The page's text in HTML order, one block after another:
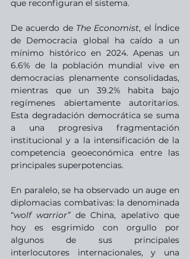
que reconfiguran el sistema.
De acuerdo de The Economist, el Índice
de Democracia global ha caído a un
mínimo histórico en 2024. Apenas un
6.6% de la población mundial vive en
democracias plenamente consolidadas,
mientras que un 39.2% habita bajo
regímenes abiertamente autoritarios.
Esta degradación democrática se suma
a una progresiva fragmentación
institucional y a la intensificación de la
competencia geoeconómica entre las
principales superpotencias.
En paralelo, se ha observado un auge en
diplomacias combativas: la denominada
“wolf warrior” de China, apelativo que
hoy es esgrimido con orgullo por
algunos de sus principales
interlocutores internacionales, y una